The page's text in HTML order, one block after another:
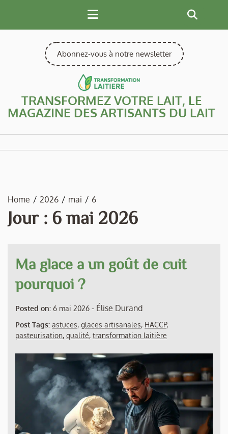
content
Abonnez-vous à notre newsletter
TRANSFORMEZ VOTRE LAIT, LE
MAGAZINE DES ARTISANTS DU LAIT
Home 2026 mai 6
Jour : 6 mai 2026
Ma glace a un goût de cuit
pourquoi ?
Posted on: 6 mai 2026 - Élise Durand
Post Tags: astuces, glaces artisanales, HACCP,
pasteurisation, qualité, transformation laitière